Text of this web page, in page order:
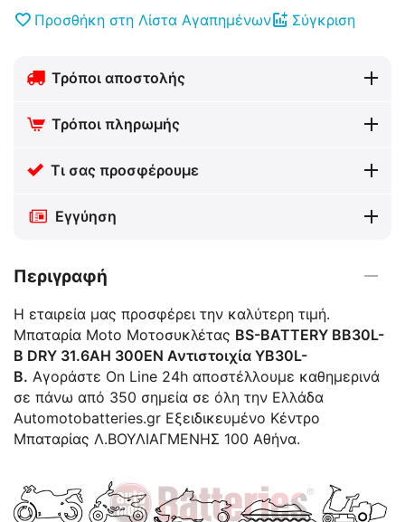
Προσθήκη στη Λίστα Αγαπημένων Σύγκριση
Τρόποι αποστολής
Τρόποι πληρωμής
Τι σας προσφέρουμε
Εγγύηση
Περιγραφή
Η εταιρεία μας προσφέρει την καλύτερη τιμή.
Μπαταρία Moto Μοτοσυκλέτας BS-BATTERY BB30L-
B DRY 31.6AH 300EN Αντιστοιχία YB30L-
B. Αγοράστε On Line 24h αποστέλλουμε καθημερινά
σε πάνω από 350 σημεία σε όλη την Ελλάδα
Automotobatteries.gr Eξειδικευμένο Κέντρο
Μπαταρίας Λ.ΒΟΥΛΙΑΓΜΕΝΗΣ 100 Αθήνα.